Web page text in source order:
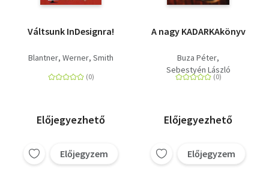
Váltsunk InDesignra!
Blantner Werner Smith
Előjegyezhető
Előjegyzem
A nagy KADARKAkönyv
Buza Péter
Sebestyén László
Előjegyezhető
Előjegyzem